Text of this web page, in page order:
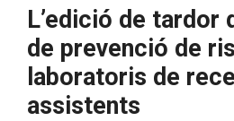
L’edició de tardor
de prevenció de
laboratoris de
assistents